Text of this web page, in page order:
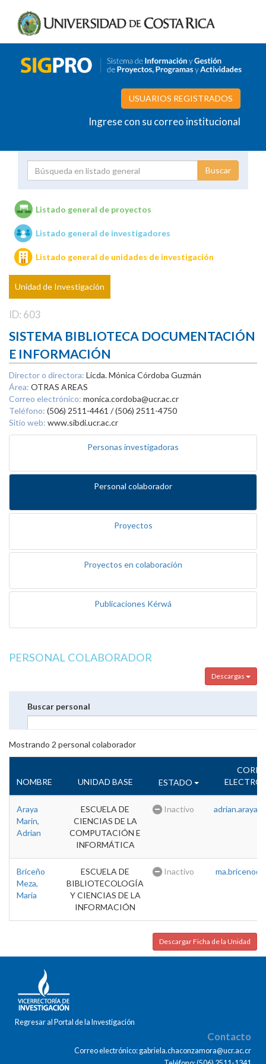
USUARIOS REGISTRADOS
Ingrese con su correo institucional
Unidades de investigación
Listado general de proyectos
Listado general de investigadores
Listado general de unidades de investigación
Unidad de Investigación
ID: 603
SISTEMA BIBLIOTECA DOCUMENTACIÓN
E INFORMACIÓN
Director o directora: Licda. Mónica Córdoba Guzmán
Área: OTRAS AREAS
Correo electrónico: monica.cordoba@ucr.ac.cr
Teléfono: (506) 2511-4461 / (506) 2511-4750
Sitio web: www.sibdi.ucr.ac.cr
Personas investigadoras
Personal colaborador
Proyectos
Proyectos en colaboración
Publicaciones Kérwá
PERSONAL COLABORADOR
Descargas
Buscar personal
Mostrando 2 personal colaborador
NOMBRE UNIDAD BASE ESTADO
Araya
Marin,
Adrian
ESCUELA DE
CIENCIAS DE LA
COMPUTACIÓN E
INFORMÁTICA
Inactivo
Briceño
Meza,
Maria
ESCUELA DE
BIBLIOTECOLOGÍA
Y CIENCIAS DE LA
INFORMACIÓN
Inactivo
Descargar Ficha de la Unidad
Regresar al Portal de la Investigación
Contacto
Correo electrónico: gabriela.chaconzamora@ucr.ac.cr